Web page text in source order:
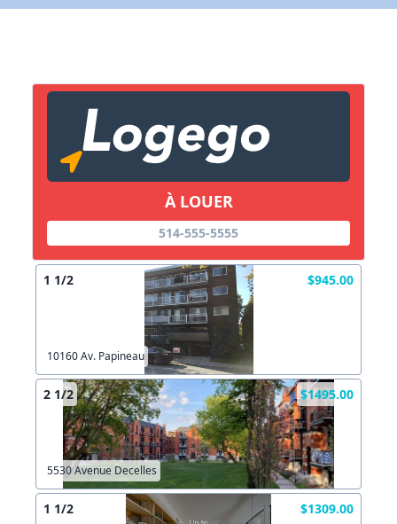
À LOUER
514-555-5555
1 1/2 $945.00
10160 Av. Papineau
2 1/2 $1495.00
5530 Avenue Decelles
1 1/2 $1309.00
Lien vers inscription (sera inclus dans courriel)
Copier lien
X Fermer
X Fermer